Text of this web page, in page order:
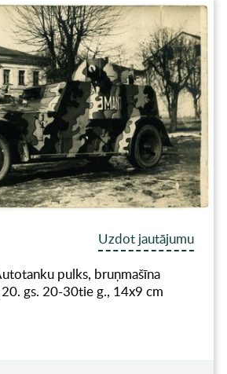
Uzdot jautājumu
pulks, bruņmašīna
gs. 20-30tie g., 14x9 cm